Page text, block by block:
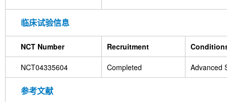
临床试验信息
NCT Number Recruitment
NCT04335604 Completed Advanced
参考文献